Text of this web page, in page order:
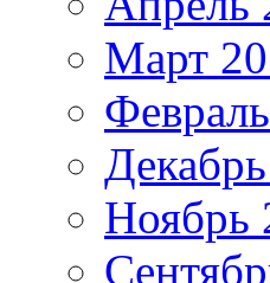
Март
Ноябрь